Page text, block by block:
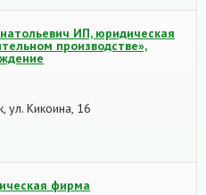
ИП, юридическая
производстве»,
ул. Кикоина, 16
фирма